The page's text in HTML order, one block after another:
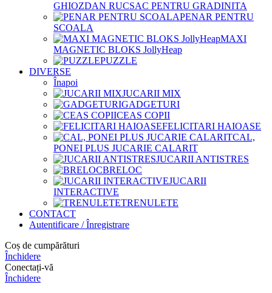
GHIOZDAN RUCSAC PENTRU GRADINITA
PENAR PENTRU
SCOALA
MAXI
MAGNETIC BLOKS JollyHeap
PUZZLE
DIVERSE
Înapoi
JUCARII MIX
GADGETURI
CEAS COPII
FELICITARI HAIOASE
CAL,
PONEI PLUS JUCARIE CALARIT
JUCARII ANTISTRES
BRELOC
JUCARII
INTERACTIVE
TRENULETE
CONTACT
Autentificare / Înregistrare
Coș de cumpărături
Închidere
Conectați-vă
Închidere